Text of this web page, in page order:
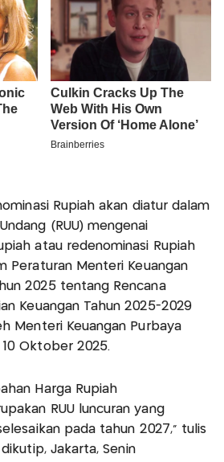
Rupiah akan diatur dalam
(RUU) mengenai
atau redenominasi Rupiah
Peraturan Menteri Keuangan
2025 tentang Rencana
Keuangan Tahun 2025-2029
Menteri Keuangan Purbaya
Oktober 2025.
Harga Rupiah
RUU luncuran yang
pada tahun 2027," tulis
Jakarta, Senin